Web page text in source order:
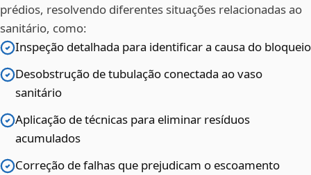
prédios, resolvendo diferentes situações relacionadas ao
sanitário, como:
Inspeção detalhada para identificar a causa do bloqueio
Desobstrução de tubulação conectada ao vaso
sanitário
Aplicação de técnicas para eliminar resíduos
acumulados
Correção de falhas que prejudicam o escoamento